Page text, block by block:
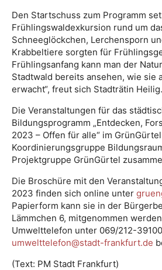
Den Startschuss zum Programm
Frühlingswaldexkursion rund um
Schneeglöckchen, Lerchensporn
Krabbeltiere sorgten für
Frühlingsanfang kann man der
Stadtwald bereits ansehen, wie sie
erwacht“, freut sich Stadträtin Heilig.
Die Veranstaltungen für das
Bildungsprogramm „Entdecken,
2023 – Offen für alle“ im
Koordinierungsgruppe
Projektgruppe GrünGürtel
Die Broschüre mit den
2023 finden sich online unter
Papierform kann sie in der
Lämmchen 6, mitgenommen
Umwelttelefon unter 069/212-
umwelttelefon@stadt-frankfurt.de
(Text: PM Stadt Frankfurt)